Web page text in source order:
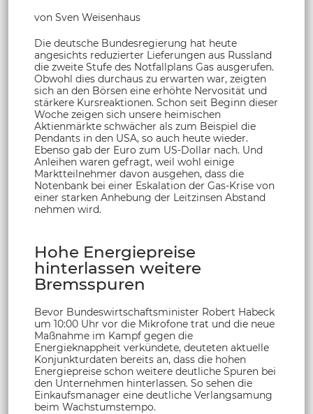
von Sven Weisenhaus
Die deutsche Bundesregierung hat heute
angesichts reduzierter Lieferungen aus Russland
die zweite Stufe des Notfallplans Gas ausgerufen.
Obwohl dies durchaus zu erwarten war, zeigten
sich an den Börsen eine erhöhte Nervosität und
stärkere Kursreaktionen. Schon seit Beginn dieser
Woche zeigen sich unsere heimischen
Aktienmärkte schwächer als zum Beispiel die
Pendants in den USA, so auch heute wieder.
Ebenso gab der Euro zum US-Dollar nach. Und
Anleihen waren gefragt, weil wohl einige
Marktteilnehmer davon ausgehen, dass die
Notenbank bei einer Eskalation der Gas-Krise von
einer starken Anhebung der Leitzinsen Abstand
nehmen wird.
Hohe Energiepreise
hinterlassen weitere
Bremsspuren
Bevor Bundeswirtschaftsminister Robert Habeck
um 10:00 Uhr vor die Mikrofone trat und die neue
Maßnahme im Kampf gegen die
Energieknappheit verkündete, deuteten aktuelle
Konjunkturdaten bereits an, dass die hohen
Energiepreise schon weitere deutliche Spuren bei
den Unternehmen hinterlassen. So sehen die
Einkaufsmanager eine deutliche Verlangsamung
beim Wachstumstempo.